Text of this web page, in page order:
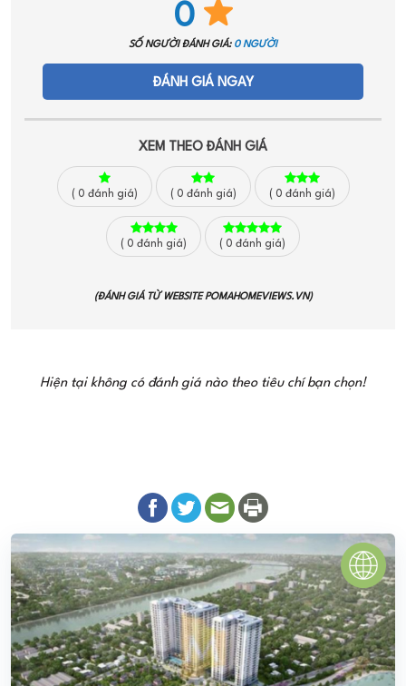
0
SỐ NGƯỜI ĐÁNH GIÁ: 0 NGƯỜI
ĐÁNH GIÁ NGAY
XEM THEO ĐÁNH GIÁ
( 0 đánh giá) ( 0 đánh giá) ( 0 đánh giá)
( 0 đánh giá) ( 0 đánh giá)
(ĐÁNH GIÁ TỪ WEBSITEPOMAHOMEVIEWS.VN)
Hiện tại không có đánh giá nào theo tiêu chí bạn chọn!